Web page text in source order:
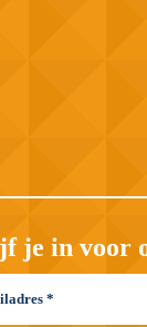
je in voor